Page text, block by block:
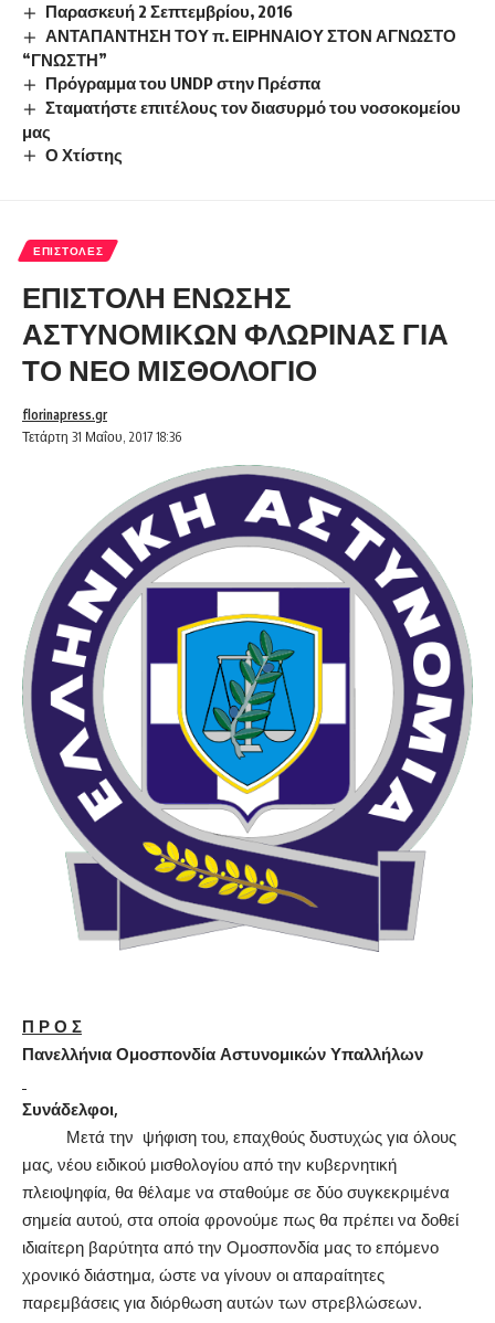
Παρασκευή 2 Σεπτεμβρίου, 2016
ΑΝΤΑΠΑΝΤΗΣΗ ΤΟΥ π. ΕΙΡΗΝΑΙΟΥ ΣΤΟΝ ΑΓΝΩΣΤΟ
“ΓΝΩΣΤΗ”
Πρόγραμμα του UNDP στην Πρέσπα
Σταματήστε επιτέλους τον διασυρμό του νοσοκομείου
μας
Ο Χτίστης
ΕΠΙΣΤΟΛΈΣ
ΕΠΙΣΤΟΛΗ ΕΝΩΣΗΣ
ΑΣΤΥΝΟΜΙΚΩΝ ΦΛΩΡΙΝΑΣ ΓΙΑ
ΤΟ ΝΕΟ ΜΙΣΘΟΛΟΓΙΟ
Τετάρτη 31 Μαΐου, 2017 18:36
florinapress.gr
Π Ρ Ο Σ
Πανελλήνια Ομοσπονδία Αστυνομικών Υπαλλήλων
Συνάδελφοι,
Μετά την ψήφιση του, επαχθούς δυστυχώς για όλους
μας, νέου ειδικού μισθολογίου από την κυβερνητική
πλειοψηφία, θα θέλαμε να σταθούμε σε δύο συγκεκριμένα
σημεία αυτού, στα οποία φρονούμε πως θα πρέπει να δοθεί
ιδιαίτερη βαρύτητα από την Ομοσπονδία μας το επόμενο
χρονικό διάστημα, ώστε να γίνουν οι απαραίτητες
παρεμβάσεις για διόρθωση αυτών των στρεβλώσεων.